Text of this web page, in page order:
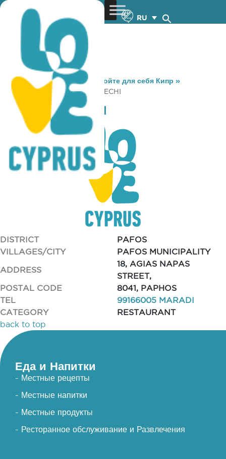
RU
You are here: Home »Откройте для себя Кипр »
Gastronomy
» DZVELI METECHI
DZVELI METECHI
DISTRICT
PAFOS
VILLAGES/CITY
PAFOS MUNICIPALITY
ADDRESS
18, AGIAS NAPAS
STREET,
POSTAL CODE
8041, PAPHOS
TEL
99166005 MARADI
CATEGORY
RESTAURANT
back to top
Еда и Напитки
- Местные рецепты
- Местные напитки
- Местные продукты
- Ресторанное обслуживание и Развлечения